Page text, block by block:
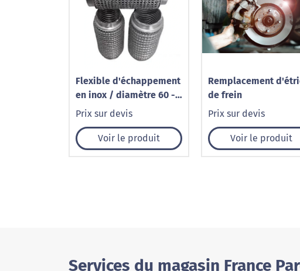
Flexible d'échappement
en inox / diamètre 60 -
Longueur 250
Prix sur devis
Voir le produit
Remplacement
de frein
Prix sur devis
Voir le produit
Services du magasin France